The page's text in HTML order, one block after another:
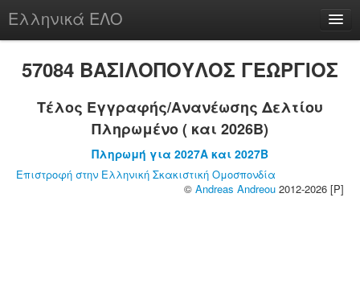
Ελληνικά ΕΛΟ
chesstu.be @ discord
57084 ΒΑΣΙΛΟΠΟΥΛΟΣ ΓΕΩΡΓΙΟΣ
Τέλος Εγγραφής/Ανανέωσης Δελτίου
Πληρωμένο ( και 2026B)
Πληρωμή για 2027A και 2027B
Επιστροφή στην Ελληνική Σκακιστική Ομοσπονδία
© Andreas Andreou 2012-2026 [P]